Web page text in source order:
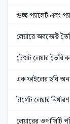
গুচ্ছ প্যালেট এবং
লেয়ারে অবজেক্ট
টেক্সট লেয়ার তৈরি
এক ফাইলের ছবি
টার্গেট লেয়ার
লেয়ারের ওপাসিটি